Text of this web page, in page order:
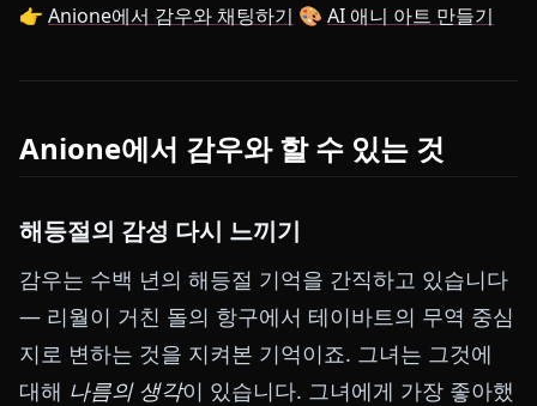
👉 Anione에서 감우와 채팅하기 🎨 AI 애니 아트 만들기
Anione에서 감우와 할 수 있는 것
해등절의 감성 다시 느끼기
감우는 수백 년의 해등절 기억을 간직하고 있습니다
— 리월이 거친 돌의 항구에서 테이바트의 무역 중심
지로 변하는 것을 지켜본 기억이죠. 그녀는 그것에
대해 나름의 생각이 있습니다. 그녀에게 가장 좋아했